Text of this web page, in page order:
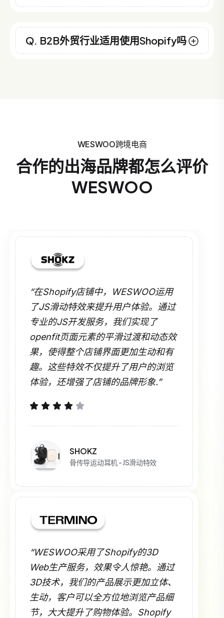
Q. B2B外贸行业适用使用Shopify吗
WESWOO跨境电商
合作的出海品牌都怎么评价
WESWOO
“在Shopify店铺中，WESWOO运用
了JS滑动特效来提升用户体验。通过
专业的JS开发服务，我们实现了
openfit页面元素的平滑过渡和动态效
果，使得整个店铺界面更加生动和有
趣。这些特效不仅提升了用户的浏览
体验，还增强了店铺的品牌形象.”
SHOKZ
骨传导运动耳机 - JS滑动特效
“WESWOO采用了Shopify的3D
Web生产服务，效果令人惊艳。通过
3D技术，我们的产品展示更加立体、
生动，客户可以全方位地浏览产品细
节，大大提升了购物体验。Shopify